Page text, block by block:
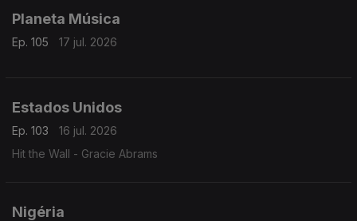
Planeta Música
Ep. 105 17 jul. 2026
Estados Unidos
Ep. 103
16 jul. 2026
Hit the Wall - Gracie Abrams
Nigéria